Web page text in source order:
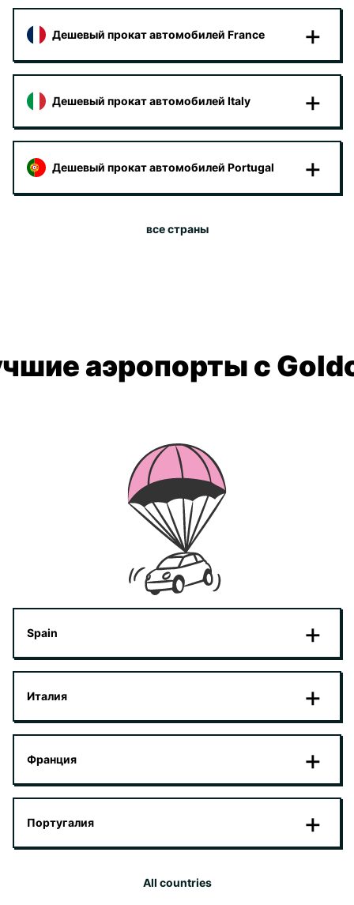
Дешевый прокат автомобилей France
Дешевый прокат автомобилей Italy
Дешевый прокат автомобилей Portugal
все страны
аэропорты с
Spain
Италия
Франция
Португалия
All countries